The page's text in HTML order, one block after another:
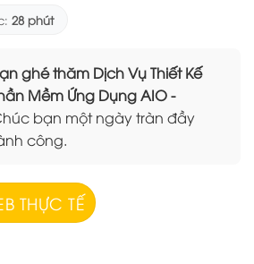
28 phút
ghé thăm Dịch Vụ Thiết Kế
Mềm Ứng Dụng AIO -
bạn một ngày tràn đầy
công.
THỰC TẾ